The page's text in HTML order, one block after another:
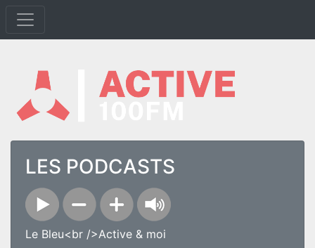
LES PODCASTS
Le Bleu<br />Active & moi